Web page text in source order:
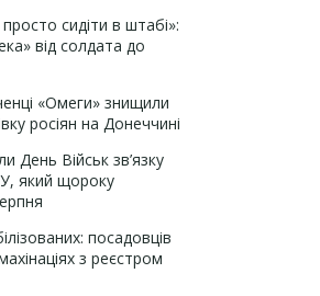
просто сидіти в штабі»:
від солдата до
«Омеги» знищили
росіян на Донеччині
День Військ зв’язку
який щороку
посадовців
з реєстром